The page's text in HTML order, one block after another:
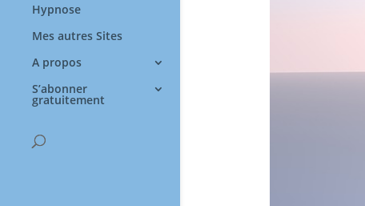
Hypnose
Mes autres Sites
A propos
S’abonner
gratuitement